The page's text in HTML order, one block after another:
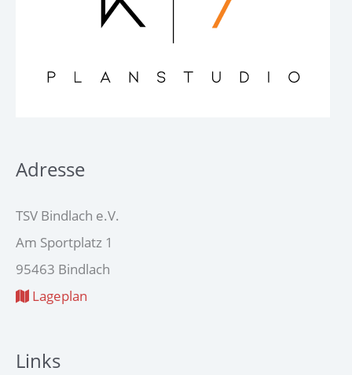
Adresse
TSV Bindlach e.V.
Am Sportplatz 1
95463 Bindlach
Lageplan
Links